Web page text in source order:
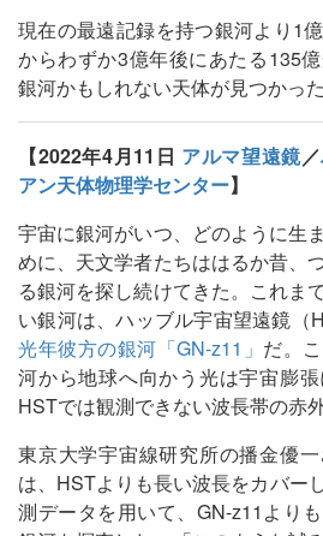
現在の最遠記録を持つ銀河より1
からわずか3億年後にあたる135
銀河かもしれない天体が見つかった
【2022年4月11日 アルマ望遠鏡／
アン天体物理学センター】
宇宙に銀河がいつ、どのように生
めに、天文学者たちははるか昔、
る銀河を探し続けてきた。これま
い銀河は、ハッブル宇宙望遠鏡（
光年彼方の銀河「GN-z11」 だ。
河から地球へ向かう光は宇宙膨張
HSTでは観測できない波長帯の赤
東京大学宇宙線研究所の播金優
は、HSTよりも長い波長をカバー
測データを用いて、GN-z11より